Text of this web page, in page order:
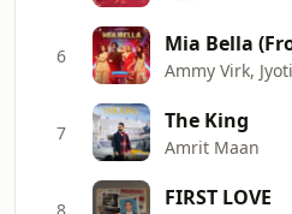
6
7 The King
Amrit Maan
8 FIRST LOVE